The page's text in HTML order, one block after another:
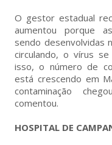
O gestor estadual
aumentou porque
sendo desenvolvidas
circulando, o vírus
isso, o número de
está crescendo em
contaminação
comentou.
HOSPITAL DE